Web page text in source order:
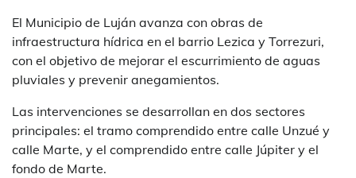
El Municipio de Luján avanza con obras de
infraestructura hídrica en el barrio Lezica y Torrezuri,
con el objetivo de mejorar el escurrimiento de aguas
pluviales y prevenir anegamientos.
Las intervenciones se desarrollan en dos sectores
principales: el tramo comprendido entre calle Unzué y
calle Marte, y el comprendido entre calle Júpiter y el
fondo de Marte.